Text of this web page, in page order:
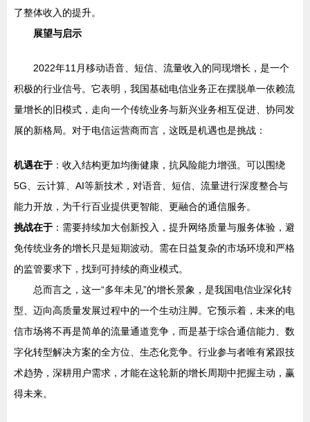
了整体收入的提升。
展望与启示
2022年11月移动语音、短信、流量收入的同现增长，是一个
积极的行业信号。它表明，我国基础电信业务正在摆脱单一依赖流
量增长的旧模式，走向一个传统业务与新兴业务相互促进、协同发
展的新格局。对于电信运营商而言，这既是机遇也是挑战：
机遇在于 ：收入结构更加均衡健康，抗风险能力增强。可以围绕
5G、云计算、AI等新技术，对语音、短信、流量进行深度整合与
能力开放，为千行百业提供更智能、更融合的通信服务。
挑战在于 ：需要持续加大创新投入，提升网络质量与服务体验，避
免传统业务的增长只是短期波动。需在日益复杂的市场环境和严格
的监管要求下，找到可持续的商业模式。
总而言之，这一“多年未见”的增长景象，是我国电信业深化转
型、迈向高质量发展过程中的一个生动注脚。它预示着，未来的电
信市场将不再是简单的流量通道竞争，而是基于综合通信能力、数
字化转型解决方案的全方位、生态化竞争。行业参与者唯有紧跟技
术趋势，深耕用户需求，才能在这轮新的增长周期中把握主动，赢
得未来。